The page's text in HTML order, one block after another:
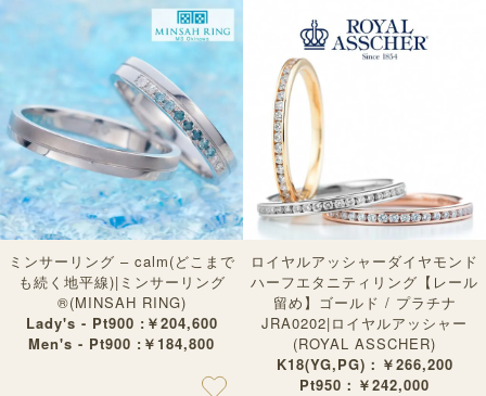
ミンサーリング – calm(どこまで
も続く地平線)|ミンサーリング
®︎(MINSAH RING)
Lady's - Pt900 :￥204,600
Men's - Pt900 :￥184,800
ロイヤルアッシャーダイヤモンド
ハーフエタニティリング【レール
留め】ゴールド / プラチナ
JRA0202|ロイヤルアッシャー
(ROYAL ASSCHER)
K18(YG,PG)：￥266,200
Pt950：￥242,000